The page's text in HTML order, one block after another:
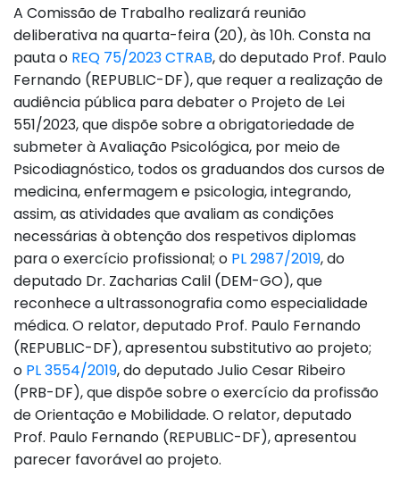
A Comissão de Trabalho realizará reunião
deliberativa na quarta-feira (20), às 10h. Consta na
pauta o REQ 75/2023 CTRAB, do deputado Prof. Paulo
Fernando (REPUBLIC-DF), que requer a realização de
audiência pública para debater o Projeto de Lei
551/2023, que dispõe sobre a obrigatoriedade de
submeter à Avaliação Psicológica, por meio de
Psicodiagnóstico, todos os graduandos dos cursos de
medicina, enfermagem e psicologia, integrando,
assim, as atividades que avaliam as condições
necessárias à obtenção dos respetivos diplomas
para o exercício profissional; o PL 2987/2019, do
deputado Dr. Zacharias Calil (DEM-GO), que
reconhece a ultrassonografia como especialidade
médica. O relator, deputado Prof. Paulo Fernando
(REPUBLIC-DF), apresentou substitutivo ao projeto;
o PL 3554/2019, do deputado Julio Cesar Ribeiro
(PRB-DF), que dispõe sobre o exercício da profissão
de Orientação e Mobilidade. O relator, deputado
Prof. Paulo Fernando (REPUBLIC-DF), apresentou
parecer favorável ao projeto.